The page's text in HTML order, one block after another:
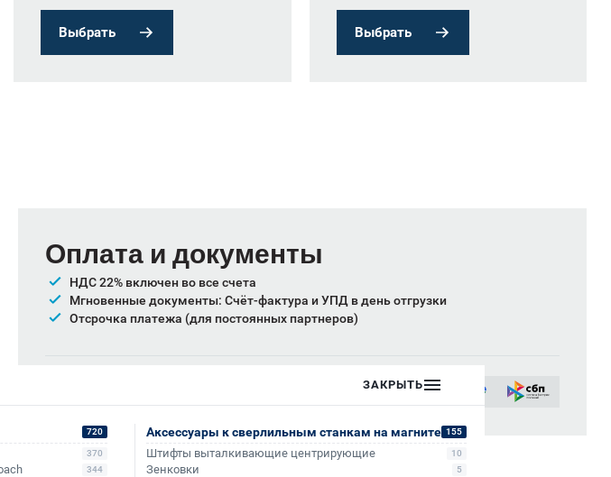
Выбрать Выбрать
Оплата и документы
НДС 22% включен во все счета
Мгновенные документы: Счёт-фактура и УПД в день отгрузки
Отсрочка платежа (для постоянных партнеров)
ЗАКРЫТЬ
720
370
344
Аксессуары к сверлильным станкам на магните 155
Штифты выталкивающие центрирующие 10
Зенковки 5